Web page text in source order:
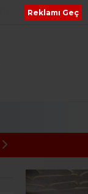
16 ŞÜPHELİYE
Reklamı Geç